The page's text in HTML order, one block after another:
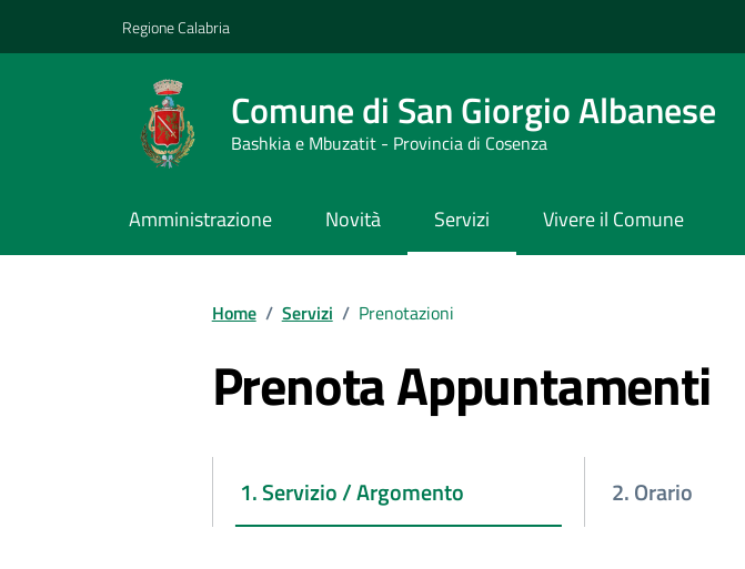
Regione Calabria
Comune di San Giorgio Albanese
Bashkia e Mbuzatit - Provincia di Cosenza
Amministrazione Novità Servizi Vivere il Comune
Home / Servizi / Prenotazioni
Prenota Appuntamenti
1. Servizio / Argomento 2. Orario